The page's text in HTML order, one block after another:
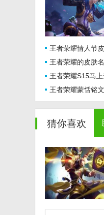
王者荣耀情人节
王者荣耀的皮肤
王者荣耀S15马
王者荣耀蒙恬铭
猜你喜欢